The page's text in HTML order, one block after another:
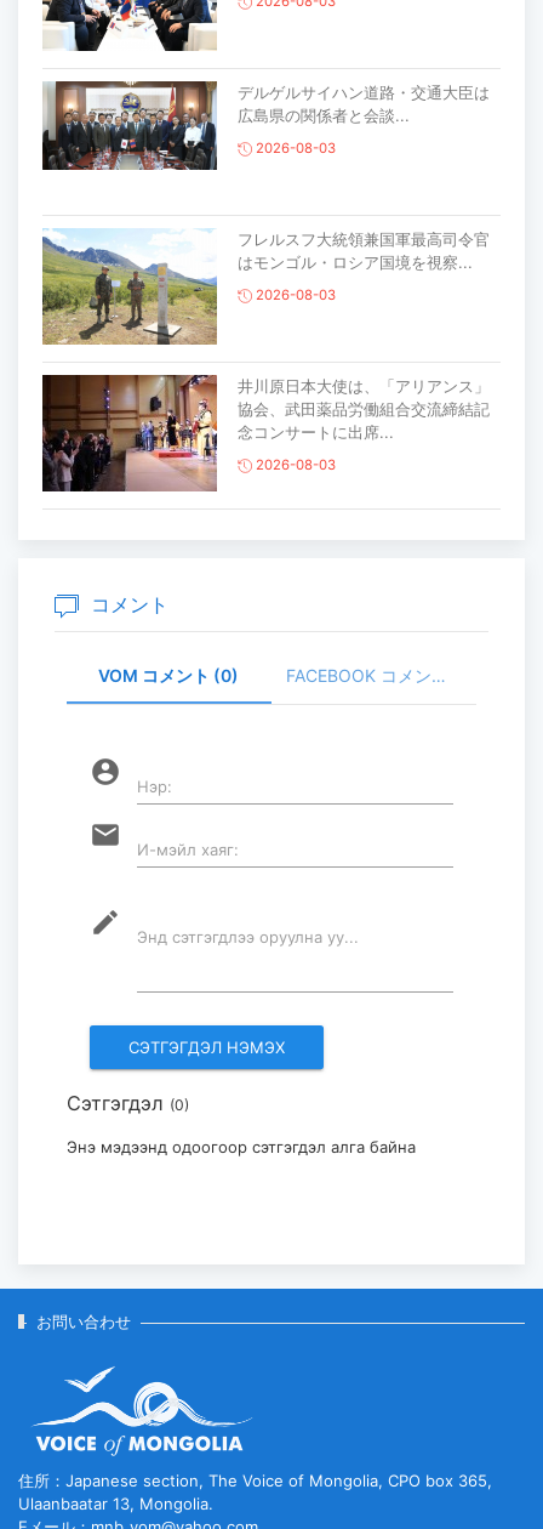
デルゲルサイハン道路・交通大臣は
広島県の関係者と会談...
2026-08-03
フレルスフ大統領兼国軍最高司令官
はモンゴル・ロシア国境を視察...
2026-08-03
井川原日本大使は、「アリアンス」
協会、武田薬品労働組合交流締結記
念コンサートに出席...
2026-08-03
家畜頭数は約7800万頭に達する見通
し
訪問した...
2026-07-29
Mongolia and Japan」...
コメント
VOM コメント (0) FACEBOOK コメント (
account_circle Нэр:
email И-мэйл хаяг:
mode_edit Энд сэтгэгдлээ оруулна уу...
Сэтгэгдэл (0)
Энэ мэдээнд одоогоор сэтгэгдэл алга байна
お問い合わせ
住所：Japanese section, The Voice of Mongolia, CPO box 365,
Ulaanbaatar 13, Mongolia.